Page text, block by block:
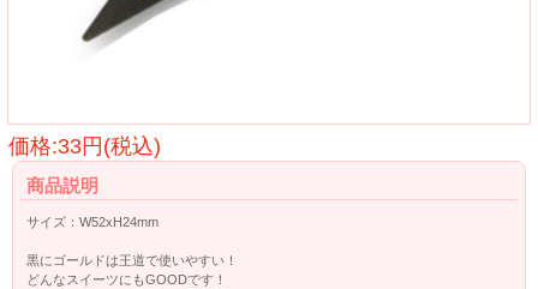
価格:33円(税込)
商品説明
サイズ：W52xH24mm
黒にゴールドは王道で使いやすい！
どんなスイーツにもGOODです！